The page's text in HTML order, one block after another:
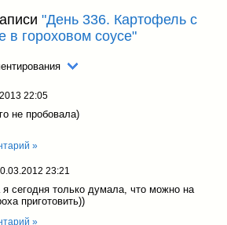
"День 336. Картофель с
в гороховом соусе"
22:05
не пробовала)
»
23:21
я сегодня только думала, что можно на
приготовить))
»